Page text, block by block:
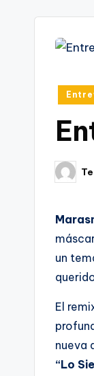
por
un
El
nueva
“Lo